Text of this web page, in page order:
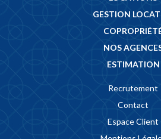
GESTION
NOS
ESTIMATION
Recrutement
Contact
Espace Client